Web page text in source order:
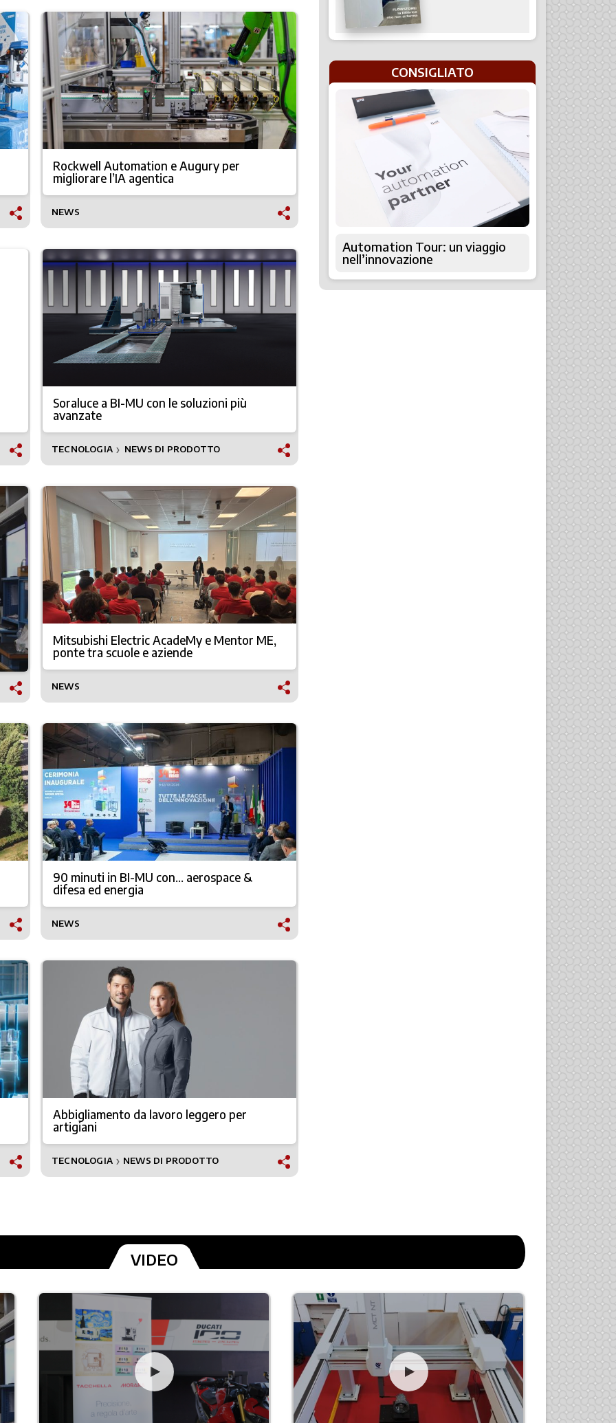
Rockwell Automation e Augury per
migliorare l’IA agentica
NEWS
Soraluce a BI-MU con le soluzioni più
avanzate
TECNOLOGIA ❯ NEWS DI PRODOTTO
Mitsubishi Electric AcadeMy e Mentor ME,
ponte tra scuole e aziende
NEWS
90 minuti in BI-MU con… aerospace &
difesa ed energia
NEWS
Abbigliamento da lavoro leggero per
artigiani
TECNOLOGIA ❯ NEWS DI PRODOTTO
CONSIGLIATO
Automation Tour: un viaggio
nell’innovazione
VIDEO